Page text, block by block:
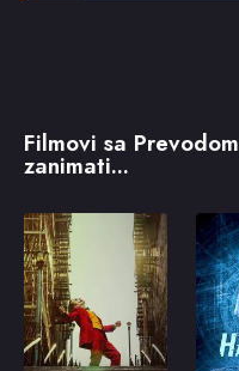
Filmovi sa
zanimati...